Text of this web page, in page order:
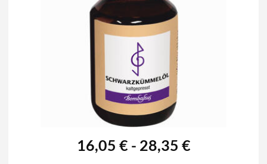
16,05 € - 28,35 €